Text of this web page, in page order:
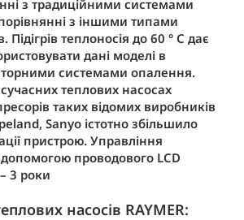
з традиційними системами
з іншими типами
Підігрів теплоносія до 60 ° C дає
дані моделі в
системами опалення.
теплових насосах
таких відомих виробників
Sanyo істотно збільшило
пристрою. Управління
проводового LCD
3 роки
насосів RAYMER: